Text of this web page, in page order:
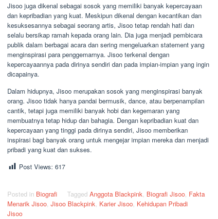
Jisoo juga dikenal sebagai sosok yang memiliki banyak kepercayaan
dan kepribadian yang kuat. Meskipun dikenal dengan kecantikan dan
kesuksesannya sebagai seorang artis, Jisoo tetap rendah hati dan
selalu bersikap ramah kepada orang lain. Dia juga menjadi pembicara
publik dalam berbagai acara dan sering mengeluarkan statement yang
menginspirasi para penggemarnya. Jisoo terkenal dengan
kepercayaannya pada dirinya sendiri dan pada impian-impian yang ingin
dicapainya.
Dalam hidupnya, Jisoo merupakan sosok yang menginspirasi banyak
orang. Jisoo tidak hanya pandai bermusik, dance, atau berpenampilan
cantik, tetapi juga memiliki banyak hobi dan kegemaran yang
membuatnya tetap hidup dan bahagia. Dengan kepribadian kuat dan
kepercayaan yang tinggi pada dirinya sendiri, Jisoo memberikan
inspirasi bagi banyak orang untuk mengejar impian mereka dan menjadi
pribadi yang kuat dan sukses.
Post Views: 617
Posted in Biografi Tagged Anggota Blackpink, Biografi Jisoo, Fakta
Menarik Jisoo, Jisoo Blackpink, Karier Jisoo, Kehidupan Pribadi
Jisoo